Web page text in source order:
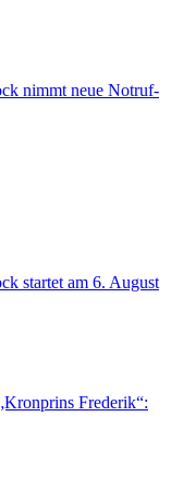
nimmt neue Notruf-
startet am 6. August
Frederik“: